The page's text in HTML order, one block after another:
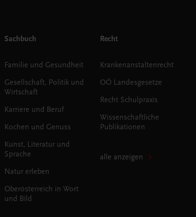
Sachbuch
Familie und Gesundheit
Gesellschaft, Politik und
Wirtschaft
Karriere und Beruf
Kochen und Genuss
Kunst, Literatur und
Sprache
Natur erleben
Oberösterreich in Wort
und Bild
Recht
Krankenanstaltenrecht
OÖ Landesgesetze
Recht Schulpraxis
Wissenschaftliche
Publikationen
alle anzeigen